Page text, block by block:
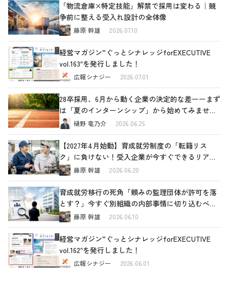
「物流倉庫×特定技能」解禁で採用は変わる｜競
争前に整える受入れ設計の全体像
藤原 幹雄 2026.07.10
経営マガジン”ぐっとシナレッジforEXECUTIVE
vol.163″を発行しました！
広報シナジー 2026.07.01
28卒採用、6月から動く企業の決定的な差ーーまず
は「夏のインターンシップ」から始めてみません
か
樋野 竜乃介 2026.06.25
【2027年4月始動】育成就労制度の「転籍リス
ク」に負けない！受入企業が今すぐできるリアル
な対策藤原 幹雄 2026.06.20
育成就労移行の死角「頼みの監理団体が許可を落
とす？」今すぐ別組織の内部事情に切り込むべき
理由と、確認すべき4つの重要ポイント
藤原 幹雄 2026.06.10
経営マガジン”ぐっとシナレッジforEXECUTIVE
vol.162″を発行しました！
広報シナジー 2026.06.01